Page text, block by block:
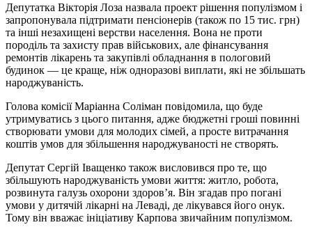
Депутатка Вікторія Лоза назвала проект рішення популізмом і
запропонувала підтримати пенсіонерів (також по 15 тис. грн)
та інші незахищені верстви населення. Вона не проти
породіль та захисту прав військових, але фінансування
ремонтів лікарень та закупівлі обладнання в пологовий
будинок — це краще, ніж одноразові виплати, які не збільшать
народжуваність.
Голова комісії Маріанна Соліман повідомила, що буде
утримуватись з цього питання, адже бюджетні гроші повинні
створювати умови для молодих сімей, а просте витрачання
коштів умов для збільшення народжуваності не створять.
Депутат Сергій Іващенко також висловився про те, що
збільшують народжуваність умови життя: житло, робота,
розвинута галузь охорони здоров’я. Він згадав про погані
умови у дитячій лікарні на Леваді, де лікувався його онук.
Тому він вважає ініціативу Карпова звичайним популізмом.